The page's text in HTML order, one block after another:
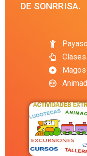
DE SONRRISA.
Magos